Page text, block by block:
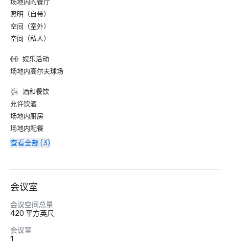
场地内的餐厅
照明（自带）
空间（室外）
空间（私人）
娱乐活动
场地内高尔夫球场
酒和餐饮
允许饮酒
场地内厨房
场地内配餐
查看全部 (3)
会议室
会议空间总量
420 平方英尺
会议室
1